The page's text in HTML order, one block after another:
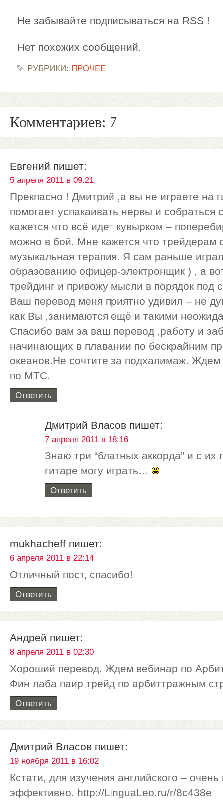
Не забывайте подписываться на RSS !
Нет похожих сообщений.
РУБРИКИ: ПРОЧЕЕ
Комментариев: 7
Евгений пишет:
5 апреля 2011 в 09:21
Прекпасно ! Дмитрий ,а вы не играете на
помогает успакаивать нервы и
кажется что всё идет кувырком –
можно в бой. Мне кажется что трейдерам
музыкальная терапия. Я сам раньше
образованию офицер-электронщик ) , а
трейдинг и привожу мысли в порядок под
Ваш перевод меня приятно удивил – не
как Вы ,занимаются ещё и такими
Спасибо вам за ваш перевод ,работу и
начинающих в плавании по бескрайним
океанов.Не сочтите за подхалимаж. Ждем
по МТС.
Ответить
Дмитрий Власов пишет:
7 апреля 2011 в 18:16
Знаю три “блатных аккорда” и с
гитаре могу играть…
Ответить
mukhacheff пишет:
6 апреля 2011 в 22:14
Отличный пост, спасибо!
Ответить
Андрей пишет:
8 апреля 2011 в 02:30
Хороший перевод. Ждем вебинар по
Фин лаба паир трейд по арбиттражным
Ответить
Дмитрий Власов пишет:
19 ноября 2011 в 16:02
Кстати, для изучения английского –
эффективно. http://LinguaLeo.ru/r/8c438e